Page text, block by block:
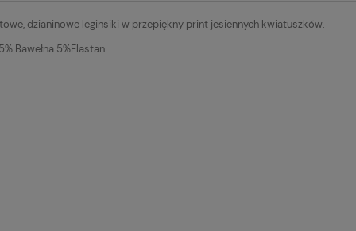
Cena nie zawiera
dzianinowe leginsiki w przepiękny print jesiennych kwiatuszków.
Bawełna 5%Elastan